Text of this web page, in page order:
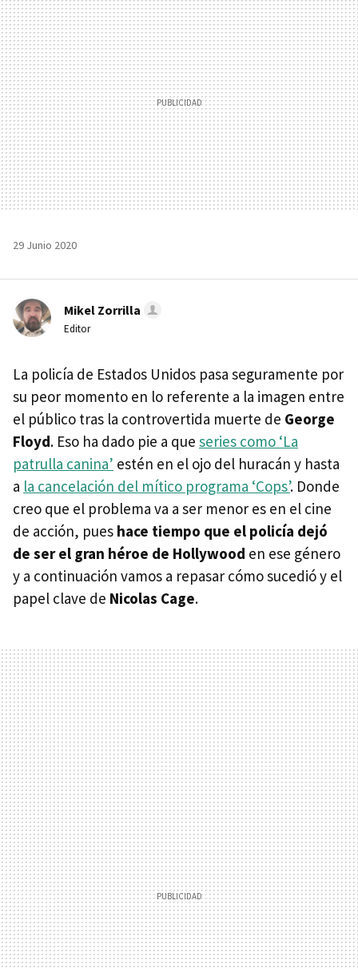
MAIL
29 Junio 2020
Mikel Zorrilla
Editor
La policía de Estados Unidos pasa seguramente por
su peor momento en lo referente a la imagen entre
el público tras la controvertida muerte de George
Floyd. Eso ha dado pie a que series como ‘La
patrulla canina’ estén en el ojo del huracán y hasta
a la cancelación del mítico programa ‘Cops’. Donde
creo que el problema va a ser menor es en el cine
de acción, pues hace tiempo que el policía dejó
de ser el gran héroe de Hollywood en ese género
y a continuación vamos a repasar cómo sucedió y el
papel clave de Nicolas Cage.